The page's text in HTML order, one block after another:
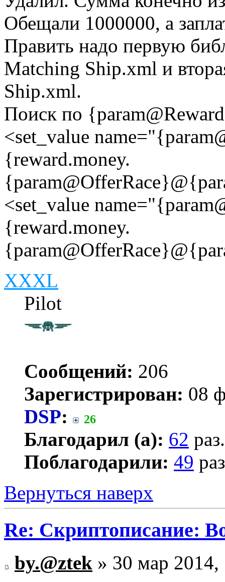
Обещали 1000000, а
Править надо первую
Matching Ship.xml и
Ship.xml.
Поиск по
<set_value
{reward.money.
<set_value
{reward.money.
XXXL
Pilot
Сообщений: 206
Зарегистрирован: 08
DSP: 26
Благодарил (а): 62 раз.
Поблагодарили: 49
Вернуться наверх
Re: Скриптописание:
by.@ztek » 30 мар 2014,